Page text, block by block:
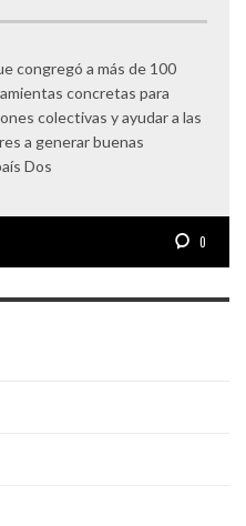
congregó a más de 100
concretas para
colectivas y ayudar a las
a generar buenas
Dos
0